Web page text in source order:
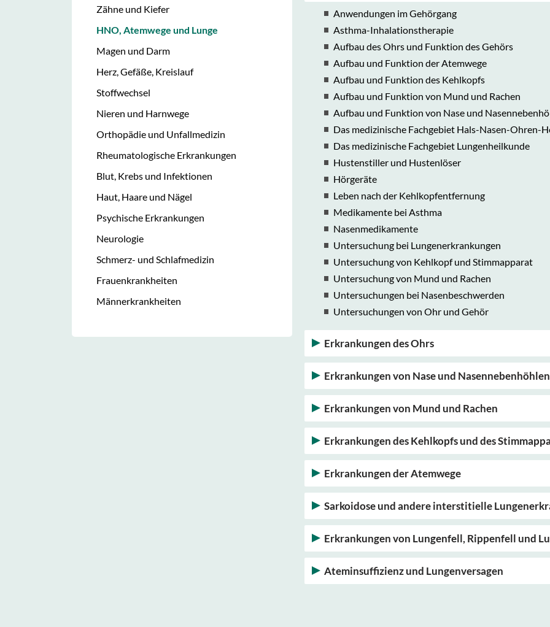
Zähne und Kiefer
HNO, Atemwege und Lunge
Magen und Darm
Herz, Gefäße, Kreislauf
Stoffwechsel
Nieren und Harnwege
Orthopädie und Unfallmedizin
Rheumatologische Erkrankungen
Blut, Krebs und Infektionen
Haut, Haare und Nägel
Psychische Erkrankungen
Neurologie
Schmerz- und Schlafmedizin
Frauenkrankheiten
Männerkrankheiten
Anwendungen im Gehörgang
Asthma-Inhalationstherapie
Aufbau des Ohrs und Funktion des Gehörs
Aufbau und Funktion der Atemwege
Aufbau und Funktion des Kehlkopfs
Aufbau und Funktion von Mund und Rachen
Aufbau und Funktion von Nase und
Das medizinische Fachgebiet Hals-Nasen-Ohren-
Das medizinische Fachgebiet Lungenheilkunde
Hustenstiller und Hustenlöser
Hörgeräte
Leben nach der Kehlkopfentfernung
Medikamente bei Asthma
Nasenmedikamente
Untersuchung bei Lungenerkrankungen
Untersuchung von Kehlkopf und Stimmapparat
Untersuchung von Mund und Rachen
Untersuchungen bei Nasenbeschwerden
Untersuchungen von Ohr und Gehör
Erkrankungen des Ohrs
Erkrankungen von Nase und Nasennebenhöhlen
Erkrankungen von Mund und Rachen
Erkrankungen des Kehlkopfs und des
Erkrankungen der Atemwege
Sarkoidose und andere interstitielle
Erkrankungen von Lungenfell, Rippenfell und
Ateminsuffizienz und Lungenversagen